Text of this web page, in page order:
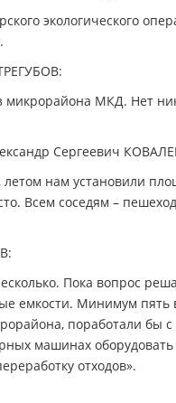
экологического
МКД. Нет
Сергеевич
нам установили
Всем соседям –
Пока вопрос
емкости. Минимум пять
поработали бы
машинах оборудовать
отходов».